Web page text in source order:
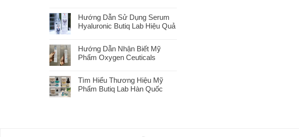
Hướng Dẫn Sử Dụng Serum
Hyaluronic Butiq Lab Hiệu Quả
Hướng Dẫn Nhận Biết Mỹ
Phẩm Oxygen Ceuticals
Tìm Hiểu Thương Hiệu Mỹ
Phẩm Butiq Lab Hàn Quốc